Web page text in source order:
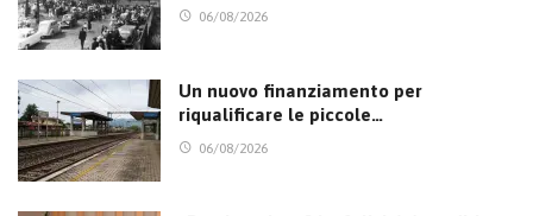
06/08/2026
Un nuovo finanziamento per
riqualificare le piccole…
06/08/2026